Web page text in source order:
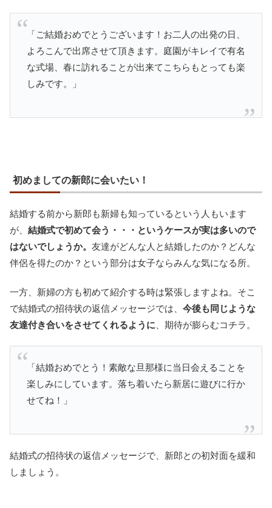
「ご結婚おめでとうございます！お二人の出発の日、
よろこんで出席させて頂きます。庭園がキレイで有名
な式場、春に訪れることが出来てこちらもとっても楽
しみです。」
初めましての新郎に会いたい！
結婚する前から新郎も新婦も知っているという人もいます
が、 結婚式で初めて会う・・・というケースが実は多いので
はないでしょうか。 友達がどんな人と結婚したのか？どんな
伴侶を得たのか？という部分は女子ならみんな気になる所。
一方、新婦の方も初めて紹介する時は緊張しますよね。そこ
で結婚式の招待状の返信メッセージでは、 今後も同じような
友達付き合いをさせてくれるように 、期待が膨らむコチラ。
「結婚おめでとう！素敵な旦那様に当日会えることを
楽しみにしています。落ち着いたら新居に遊びに行か
せてね！」
結婚式の招待状の返信メッセージで、新郎との初対面を緩和
しましょう。